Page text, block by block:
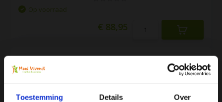
Toestemming Details Over
Op voorraad
€ 88,95
Yogamat Schapenwol
75x200x1,6cm - Ethno stijl
Heerlijk zachte en warme yogamat
met lamsvelkarakt...